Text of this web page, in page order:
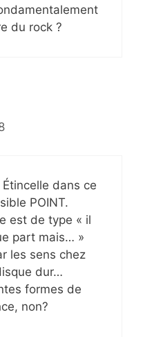
du rock ?
dans ce
POINT.
est de type « il
part mais… »
les sens chez
dur…
formes de
non?